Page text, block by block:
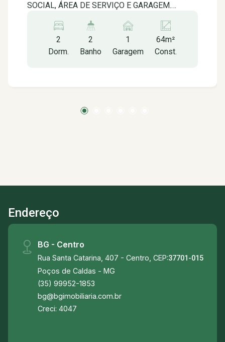
SOCIAL, ÁREA DE SERVIÇO E GARAGEM.
PRÓXIMO AO CENTRO, EM UMA REGIÃO
TRANQUILA, PARA SUA COMODIDADE E SUA
FAMÍLIA, UM LUGAR ACONCHEGANTE
- HORTIFRUTIS E SUPERMERCADOS - PET
2
Dorm.
2
Banho
1
Garagem
64m²
Const.
Endereço
BG - Centro
Rua Santa Catarina, 407 - Centro, CEP:37701-015
Poços de Caldas - MG
(35) 99952-1853
bg@bgimobiliaria.com.br
Creci: 4047